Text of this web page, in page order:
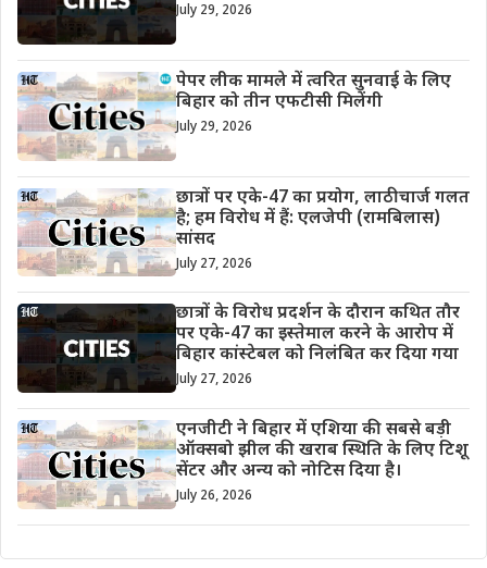
July 29, 2026
पेपर लीक मामले में त्वरित सुनवाई के लिए
बिहार को तीन एफटीसी मिलेंगी
July 29, 2026
छात्रों पर एके-47 का प्रयोग, लाठीचार्ज गलत
है; हम विरोध में हैं: एलजेपी (रामबिलास)
सांसद
July 27, 2026
छात्रों के विरोध प्रदर्शन के दौरान कथित तौर
पर एके-47 का इस्तेमाल करने के आरोप में
बिहार कांस्टेबल को निलंबित कर दिया गया
July 27, 2026
एनजीटी ने बिहार में एशिया की सबसे बड़ी
ऑक्सबो झील की खराब स्थिति के लिए टिशू
सेंटर और अन्य को नोटिस दिया है।
July 26, 2026